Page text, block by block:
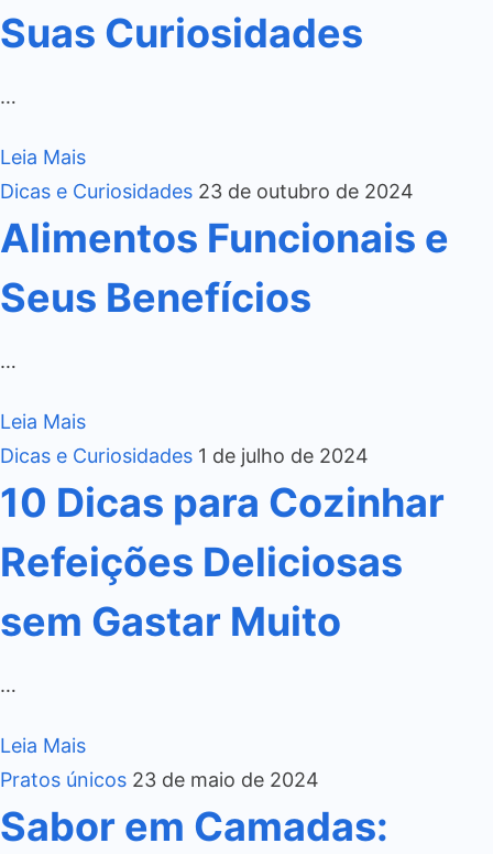
Suas Curiosidades
…
Leia Mais
Dicas e Curiosidades 23 de outubro de 2024
Alimentos Funcionais e
Seus Benefícios
…
Leia Mais
Dicas e Curiosidades 1 de julho de 2024
10 Dicas para Cozinhar
Refeições Deliciosas
sem Gastar Muito
…
Leia Mais
Pratos únicos 23 de maio de 2024
Sabor em Camadas: